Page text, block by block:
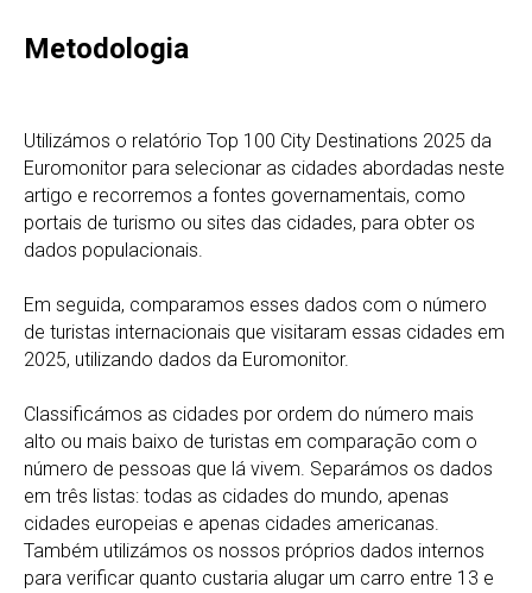
Metodologia
Utilizámos o relatório Top 100 City Destinations 2025 da
Euromonitor para selecionar as cidades abordadas neste
artigo e recorremos a fontes governamentais, como
portais de turismo ou sites das cidades, para obter os
dados populacionais.
Em seguida, comparamos esses dados com o número
de turistas internacionais que visitaram essas cidades em
2025, utilizando dados da Euromonitor.
Classificámos as cidades por ordem do número mais
alto ou mais baixo de turistas em comparação com o
número de pessoas que lá vivem. Separámos os dados
em três listas: todas as cidades do mundo, apenas
cidades europeias e apenas cidades americanas.
Também utilizámos os nossos próprios dados internos
para verificar quanto custaria alugar um carro entre 13 e